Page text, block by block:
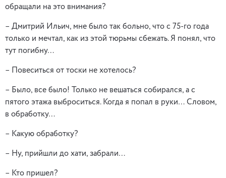
обращали на это внимания?
– Дмитрий Ильич, мне было так больно, что с 75-го года
только и мечтал, как из этой тюрьмы сбежать. Я понял, что
тут погибну…
– Повеситься от тоски не хотелось?
– Было, все было! Только не вешаться собирался, а с
пятого этажа выброситься. Когда я попал в руки… Словом,
в обработку…
– Какую обработку?
– Ну, прийшли до хати, забрали…
– Кто пришел?